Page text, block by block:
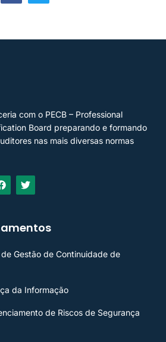
com o PECB – Professional
Board preparando e formando
nas mais diversas normas
Gestão de Continuidade de
da Informação
de Riscos de Segurança